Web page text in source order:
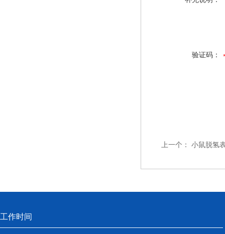
验证码：
上一个： 小鼠脱氢
工作时间